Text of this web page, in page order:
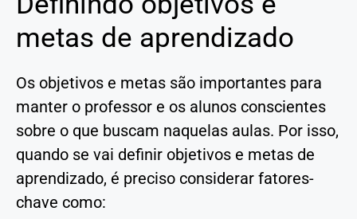
metas de aprendizado
Os objetivos e metas são importantes para
manter o professor e os alunos conscientes
sobre o que buscam naquelas aulas. Por isso,
quando se vai definir objetivos e metas de
aprendizado, é preciso considerar fatores-
chave como: